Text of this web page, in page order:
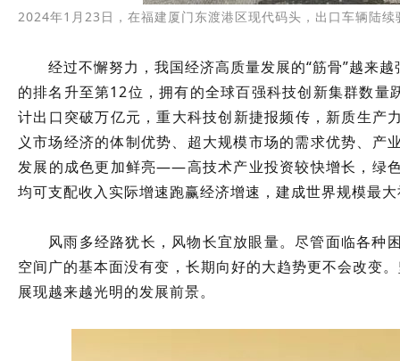
2024年1月23日，在福建厦门东渡港区现代码头，出口车辆陆
经过不懈努力，我国经济高质量发展的“筋骨”越来
的排名升至第12位，拥有的全球百强科技创新集群数
计出口突破万亿元，重大科技创新捷报频传，新质生
义市场经济的体制优势、超大规模市场的需求优势、
发展的成色更加鲜亮——高技术产业投资较快增长，绿
均可支配收入实际增速跑赢经济增速，建成世界规模最
风雨多经路犹长，风物长宜放眼量。尽管面临各种
空间广的基本面没有变，长期向好的大趋势更不会改变
展现越来越光明的发展前景。